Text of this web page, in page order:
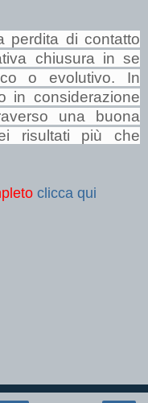
perdita di contatto
chiusura in se
o evolutivo. In
in considerazione
una buona
risultati più che
clicca qui